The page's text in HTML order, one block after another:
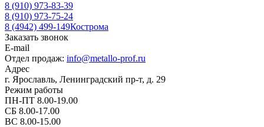
8 (910) 973-83-39
8 (910) 973-75-24
8 (4942) 499-149Кострома
Заказать звонок
E-mail
Отдел продаж: info@metallo-prof.ru
Адрес
г. Ярославль, Ленинградский пр-т, д. 29
Режим работы
ПН-ПТ 8.00-19.00
СБ 8.00-17.00
ВС 8.00-15.00